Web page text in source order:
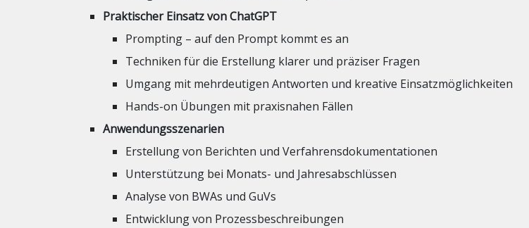
Praktischer Einsatz von ChatGPT
Prompting – auf den Prompt kommt es an
Techniken für die Erstellung klarer und präziser Fragen
Umgang mit mehrdeutigen Antworten und kreative Einsatzmöglichkeiten
Hands-on Übungen mit praxisnahen Fällen
Anwendungsszenarien
Erstellung von Berichten und Verfahrensdokumentationen
Unterstützung bei Monats- und Jahresabschlüssen
Analyse von BWAs und GuVs
Entwicklung von Prozessbeschreibungen